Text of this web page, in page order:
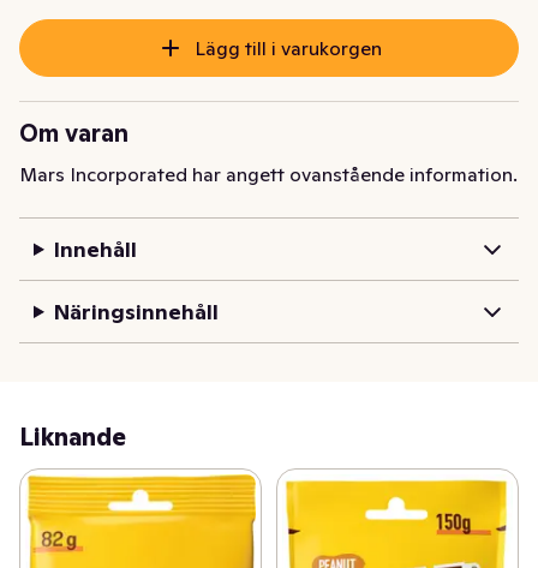
Lägg till i varukorgen
Om varan
Mars Incorporated har angett ovanstående information.
Innehåll
Näringsinnehåll
Liknande